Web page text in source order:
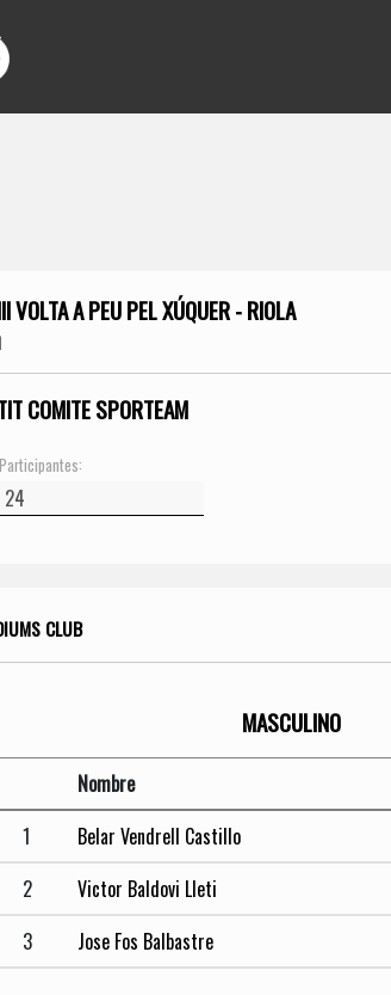
VOLTA A PEU PEL XÚQUER - RIOLA
COMITE SPORTEAM
Participantes:
CLUB
MASCULINO
Nombre
1
Belar Vendrell Castillo
2
Victor Baldovi Lleti
3
Jose Fos Balbastre